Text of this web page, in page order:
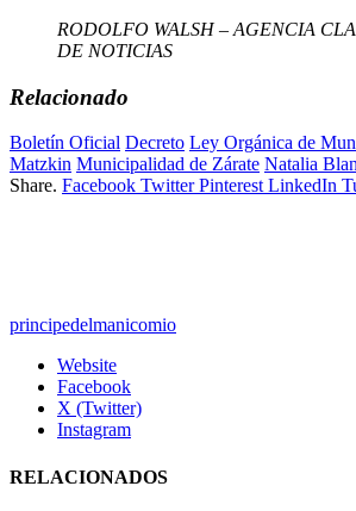
RODOLFO WALSH – AGENCIA
DE NOTICIAS
Relacionado
Boletín Oficial Decreto Ley Orgánica de
Matzkin Municipalidad de Zárate Natalia
Share. Facebook Twitter Pinterest LinkedIn
principedelmanicomio
Website
Facebook
X (Twitter)
Instagram
RELACIONADOS